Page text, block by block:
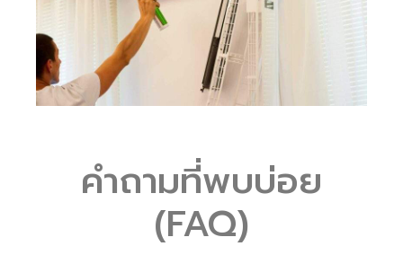
คำถามที่พบบ่อย
(FAQ)